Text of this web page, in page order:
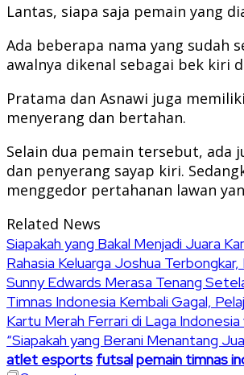
Lantas, siapa saja pemain yang
Ada beberapa nama yang sudah
awalnya dikenal sebagai bek kiri
Pratama dan Asnawi juga
menyerang dan bertahan.
Selain dua pemain tersebut, ada
dan penyerang sayap kiri.
menggedor pertahanan lawan
Related News
Siapakah yang Bakal Menjadi Juara
Rahasia Keluarga Joshua
Sunny Edwards Merasa Tenang
Timnas Indonesia Kembali Gagal,
Kartu Merah Ferrari di Laga
“Siapakah yang Berani Menantang
atlet esports futsalpemain timnas